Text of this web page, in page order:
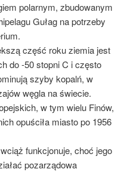
polarnym, zbudowanym
Gułag na potrzeby
część roku ziemia jest
do -50 stopni C i często
szyby kopalń, w
węgla na świecie.
w tym wielu Finów,
opuściła miasto po 1956
funkcjonuje, choć jego
pozarządowa